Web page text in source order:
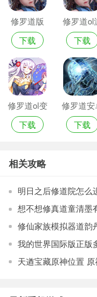
修罗道版
下载
修罗道ol
戏
下载
修罗道ol变
态版
下载
修罗道安
版
下载
相关攻略
明日之后修道院怎么
天遒宝藏原神位置